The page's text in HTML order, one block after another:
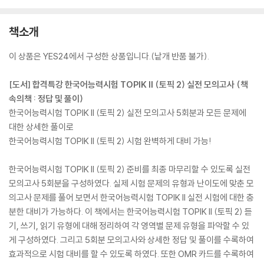
책소개
이 상품은 YES24에서 구성한 상품입니다.(낱개 반품 불가).
[도서] 합격특강 한국어능력시험 TOPIK II (토픽 2) 실전 모의고사 (책
속의책 : 정답 및 풀이)
한국어능력시험 TOPIK II (토픽 2) 실전 모의고사 5회분과 모든 문제에
대한 상세한 풀이로
한국어능력시험 TOPIK II (토픽 2) 시험 완벽하게 대비 가능!
한국어능력시험 TOPIK II (토픽 2) 준비를 최종 마무리할 수 있도록 실전
모의고사 5회분을 구성하였다. 실제 시험 문제의 유형과 난이도에 맞춘 모
의고사 문제를 풀어 보면서 한국어능력시험 TOPIK II 실전 시험에 대한 충
분한 대비가 가능하다. 이 책에서는 한국어능력시험 TOPIK II (토픽 2) 듣
기, 쓰기, 읽기 유형에 대해 정리하여 각 영역별 문제 유형을 파악할 수 있
게 구성하였다. 그리고 5회분 모의고사와 상세한 정답 및 풀이를 수록하여
효과적으로 시험 대비를 할 수 있도록 하였다. 또한 OMR 카드를 수록하여